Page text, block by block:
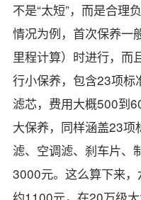
不是“太短”，而是合理
情况为例，首次保养一
里程计算）时进行，而
行小保养，包含23项标
滤芯，费用大概500到
大保养，同样涵盖23
滤、空调滤、刹车片、
3000元。这么算下来